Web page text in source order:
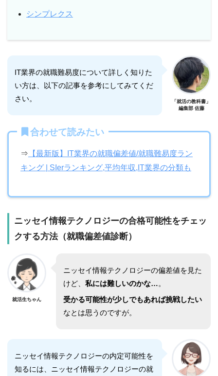
シンプレクス
IT業界の就職難易度について詳しく知りた
い方は、以下の記事を参考にしてみてくだ
さい。
「就活の教科書」
編集部 佐藤
合わせて読みたい
⇒ 【最新版】IT業界の就職偏差値/就職難易度ラン
キング | SIerランキング,平均年収,IT業界の分類も
ニッセイ情報テクノロジーの合格可能性をチェッ
クする方法（就職偏差値診断）
就活生ちゃん
ニッセイ情報テクノロジーの偏差値を見た
けど、 私には難しいのかな…。
受かる可能性が少しでもあれば挑戦したい
なとは思うのですが。
ニッセイ情報テクノロジーの内定可能性を
知るには、 ニッセイ情報テクノロジーの就